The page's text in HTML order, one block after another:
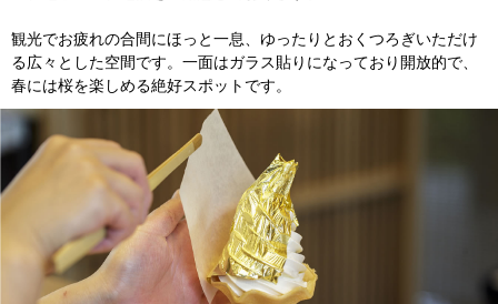
観光でお疲れの合間にほっと一息、ゆったりとおくつろぎいただけ
る広々とした空間です。一面はガラス貼りになっており開放的で、
春には桜を楽しめる絶好スポットです。